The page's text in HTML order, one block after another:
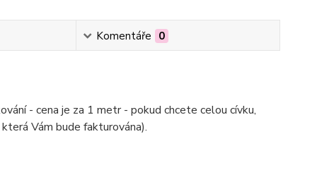
Komentáře 0
- cena je za 1 metr - pokud chcete celou cívku,
Vám bude fakturována).